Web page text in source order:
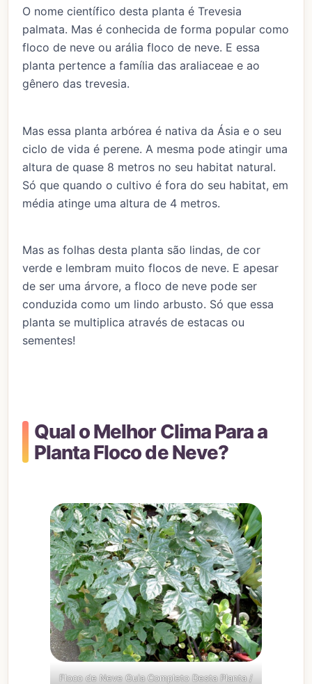
O nome científico desta planta é Trevesia
palmata. Mas é conhecida de forma popular como
floco de neve ou arália floco de neve. E essa
planta pertence a família das araliaceae e ao
gênero das trevesia.
Mas essa planta arbórea é nativa da Ásia e o seu
ciclo de vida é perene. A mesma pode atingir uma
altura de quase 8 metros no seu habitat natural.
Só que quando o cultivo é fora do seu habitat, em
média atinge uma altura de 4 metros.
Mas as folhas desta planta são lindas, de cor
verde e lembram muito flocos de neve. E apesar
de ser uma árvore, a floco de neve pode ser
conduzida como um lindo arbusto. Só que essa
planta se multiplica através de estacas ou
sementes!
Qual o Melhor Clima Para a
Planta Floco de Neve?
Floco de Neve Guia Completo Desta Planta /